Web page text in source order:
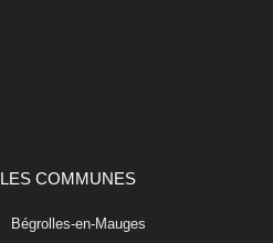
LES COMMUNES
Bégrolles-en-Mauges